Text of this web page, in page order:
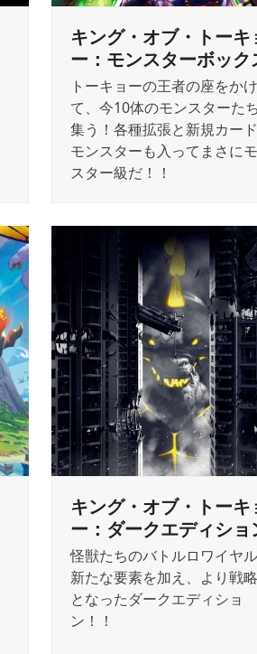
キング・オブ・トーキ
ー：モンスターボック
トーキョーの王者の座をかけ
て、今10体のモンスターた
集う！各種拡張と新規カー
モンスターも入ってまさに
スター級だ！！
キング・オブ・トーキ
ー：ダークエディショ
怪獣たちのバトルロワイヤル
新たな要素を加え、より戦
となったダークエディショ
ン！！